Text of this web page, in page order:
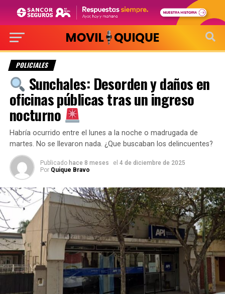
POLICIALES
Sunchales: Desorden y daños en
oficinas públicas tras un ingreso
nocturno
Habría ocurrido entre el lunes a la noche o madrugada de
martes. No se llevaron nada. ¿Que buscaban los delincuentes?
Publicado hace 8 meses el 4 de diciembre de 2025
Por Quique Bravo